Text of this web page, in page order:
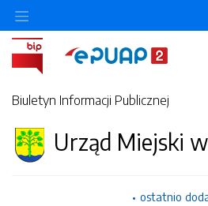
Biuletyn Informacji Publicznej
Urząd Miejski
ostatnio